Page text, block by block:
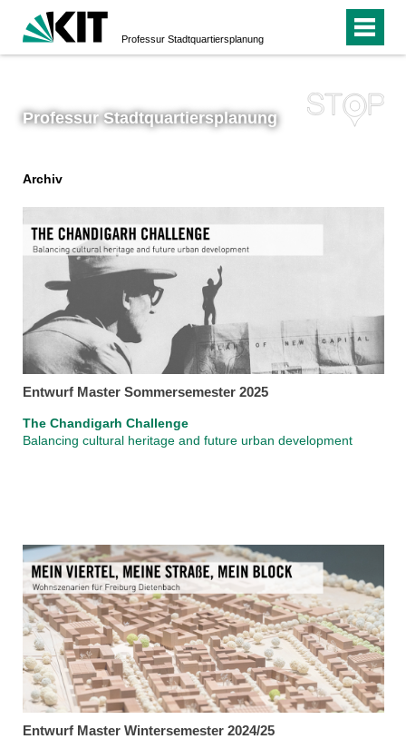
Professur Stadtquartiersplanung
Professur Stadtquartiersplanung
Archiv
Entwurf Master Sommersemester 2025
The Chandigarh Challenge
Balancing cultural heritage and future urban development
Entwurf Master Wintersemester 2024/25